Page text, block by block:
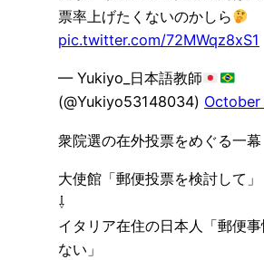
票率上げたくないのかしら
pic.twitter.com/72MWqz8xS1
— Yukiyo_日本語教師
(@Yukiyo53148034)
衆院選の在外投票をめぐる一幕
大使館「郵便投票を検討して」
⇩
イタリア在住の日本人「郵便
ない」